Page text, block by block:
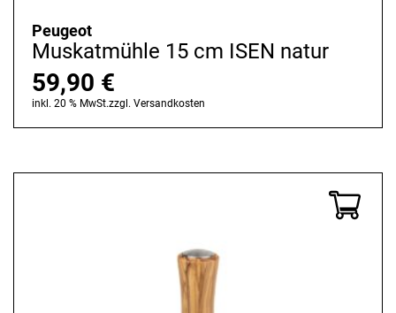
Peugeot
Muskatmühle 15 cm ISEN natur
59,90 €
inkl. 20 % MwSt.zzgl. Versandkosten